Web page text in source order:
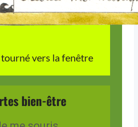
tourné vers la fenêtre
bien-être